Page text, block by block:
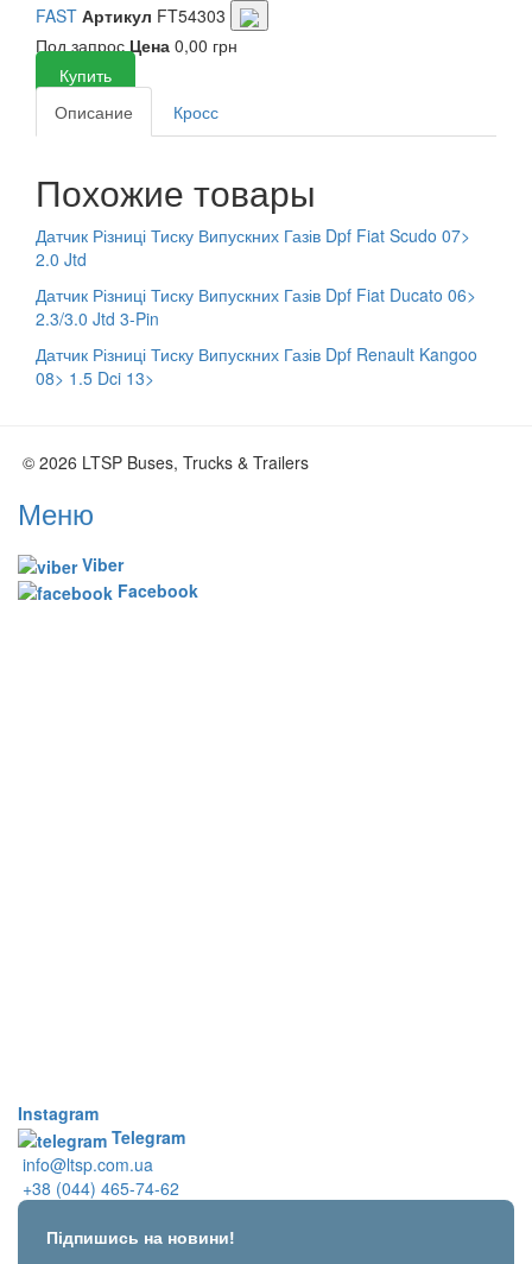
FAST Артикул FT54303
Под запросЦена 0,00 грн
Купить
Описание
Кросс
Похожие товары
Датчик Різниці Тиску Випускних Газів Dpf Fiat Scudo 07>
2.0 Jtd
Датчик Різниці Тиску Випускних Газів Dpf Fiat Ducato 06>
2.3/3.0 Jtd 3-Pin
Датчик Різниці Тиску Випускних Газів Dpf Renault Kangoo
08> 1.5 Dci 13>
© 2026 LTSP Buses, Trucks & Trailers
Меню
Viber
Facebook
Instagram
Telegram
info@ltsp.com.ua
+38 (044) 465-74-62
Підпишись на новини!